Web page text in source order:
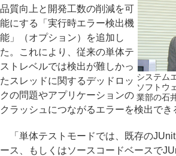
システム
ソフトウ
業部の石
品質向上と開発工数の削減を可
能にする「実行時エラー検出機
能」（オプション）を追加し
た。これにより、従来の単体テ
ストレベルでは検出が難しかっ
たスレッドに関するデッドロッ
クの問題やアプリケーションの
クラッシュにつながるエラーを検出でき
「単体テストモードでは、既存の
ース、もしくはソースコードベースで